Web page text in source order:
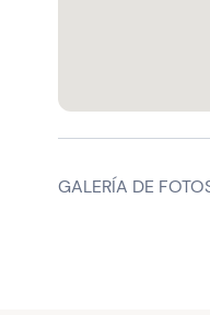
GALERÍA DE